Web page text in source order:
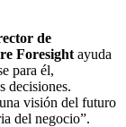
de
Foresight ayuda
para él,
decisiones.
visión del futuro
del negocio”.